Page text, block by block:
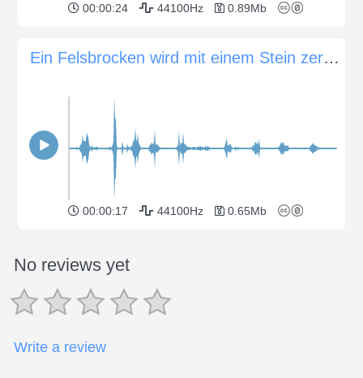
00:00:24 44100Hz 0.89Mb
Ein Felsbrocken wird mit einem Stein zerkratzt
00:00:17 44100Hz 0.65Mb
No reviews yet
Write a review